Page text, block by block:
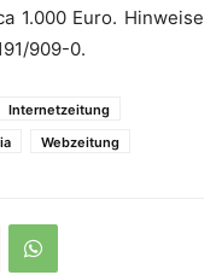
1.000 Euro. Hinweise
909-0.
Internetzeitung
Webzeitung